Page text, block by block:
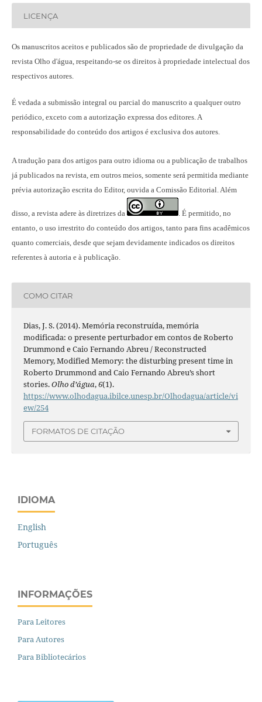
LICENÇA
Os manuscritos aceitos e publicados são de propriedade de divulgação da
revista Olho d'água, respeitando-se os direitos à propriedade intelectual dos
respectivos autores.
É vedada a submissão integral ou parcial do manuscrito a qualquer outro
periódico, exceto com a autorização expressa dos editores. A
responsabilidade do conteúdo dos artigos é exclusiva dos autores.
A tradução para dos artigos para outro idioma ou a publicação de trabalhos
já publicados na revista, em outros meios, somente será permitida mediante
prévia autorização escrita do Editor, ouvida a Comissão Editorial. Além
disso, a revista adere às diretrizes da
É permitido, no
entanto, o uso irrestrito do conteúdo dos artigos, tanto para fins acadêmicos
quanto comerciais, desde que sejam devidamente indicados os direitos
referentes à autoria e à publicação.
COMO CITAR
Dias, J. S. (2014). Memória reconstruída, memória
modificada: o presente perturbador em contos de Roberto
Drummond e Caio Fernando Abreu / Reconstructed
Memory, Modified Memory: the disturbing present time in
Roberto Drummond and Caio Fernando Abreu’s short
stories.Olho d’água,6(1).
https://www.olhodagua.ibilce.unesp.br/Olhodagua/article/vi
ew/254
FORMATOS DE CITAÇÃO
IDIOMA
English
Português
INFORMAÇÕES
Para Leitores
Para Autores
Para Bibliotecários